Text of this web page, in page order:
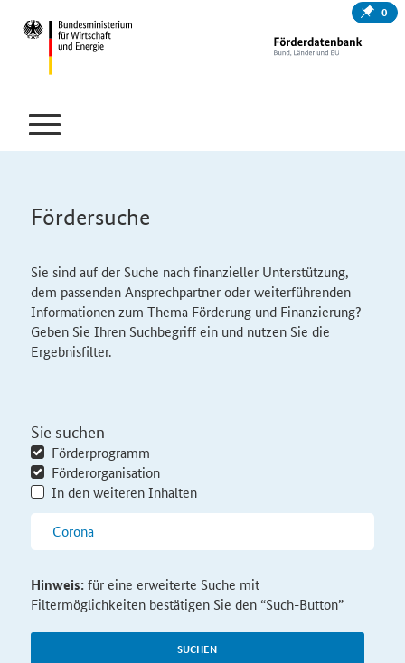
0
Fördersuche
Sie sind auf der Suche nach finanzieller Unterstützung,
dem passenden Ansprechpartner oder weiterführenden
Informationen zum Thema Förderung und Finanzierung?
Geben Sie Ihren Suchbegriff ein und nutzen Sie die
Ergebnisfilter.
Sie suchen
Förderprogramm
Förderorganisation
In den weiteren Inhalten
SUCHEN
Hinweis:für eine erweiterte Suche mit
Filtermöglichkeiten bestätigen Sie den “Such-Button”